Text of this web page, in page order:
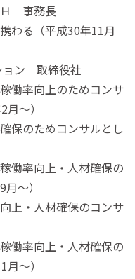
Ｈ 事務長
わる（平成30年11月
ョン 取締役社
働率向上のためコンサ
～）
保のためコンサルとし
働率向上・人材確保の
～）
上・人材確保のコンサ
働率向上・人材確保の
～）